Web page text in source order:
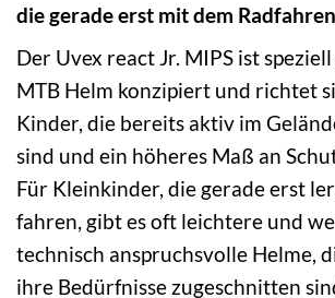
die gerade erst mit dem
Der Uvex react Jr. MIPS ist
MTB Helm konzipiert und richtet
Kinder, die bereits aktiv im
sind und ein höheres Maß an
Für Kleinkinder, die gerade erst
fahren, gibt es oft leichtere und
technisch anspruchsvolle Helme,
ihre Bedürfnisse zugeschnitten